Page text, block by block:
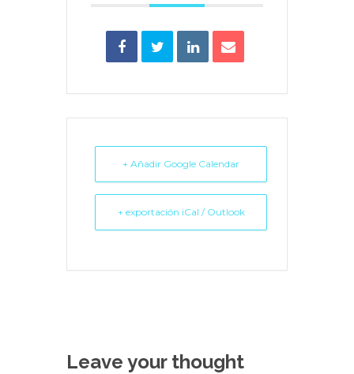
+ Añadir Google Calendar
+ exportación iCal / Outlook
Leave your thought